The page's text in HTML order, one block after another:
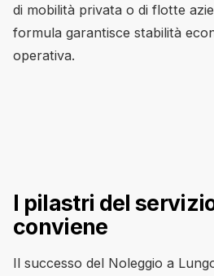
di mobilità privata o di flotte
formula garantisce stabilità
operativa.
I pilastri del
conviene
Il successo del Noleggio a